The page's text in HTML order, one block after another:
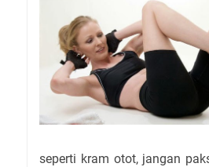
seperti kram otot, jangan